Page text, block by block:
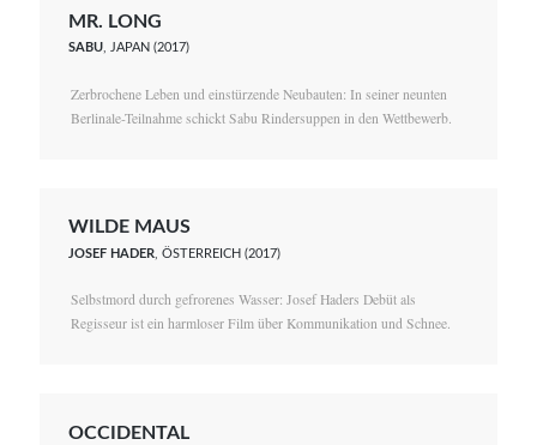
MR. LONG
SABU, JAPAN (2017)
Zerbrochene Leben und einstürzende Neubauten: In seiner neunten
Berlinale-Teilnahme schickt Sabu Rindersuppen in den Wettbewerb.
WILDE MAUS
JOSEF HADER , ÖSTERREICH (2017)
Selbstmord durch gefrorenes Wasser: Josef Haders Debüt als
Regisseur ist ein harmloser Film über Kommunikation und Schnee.
OCCIDENTAL